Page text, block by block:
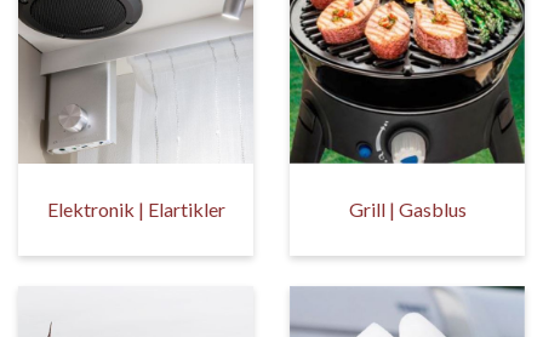
Elektronik | Elartikler Grill | Gasblus